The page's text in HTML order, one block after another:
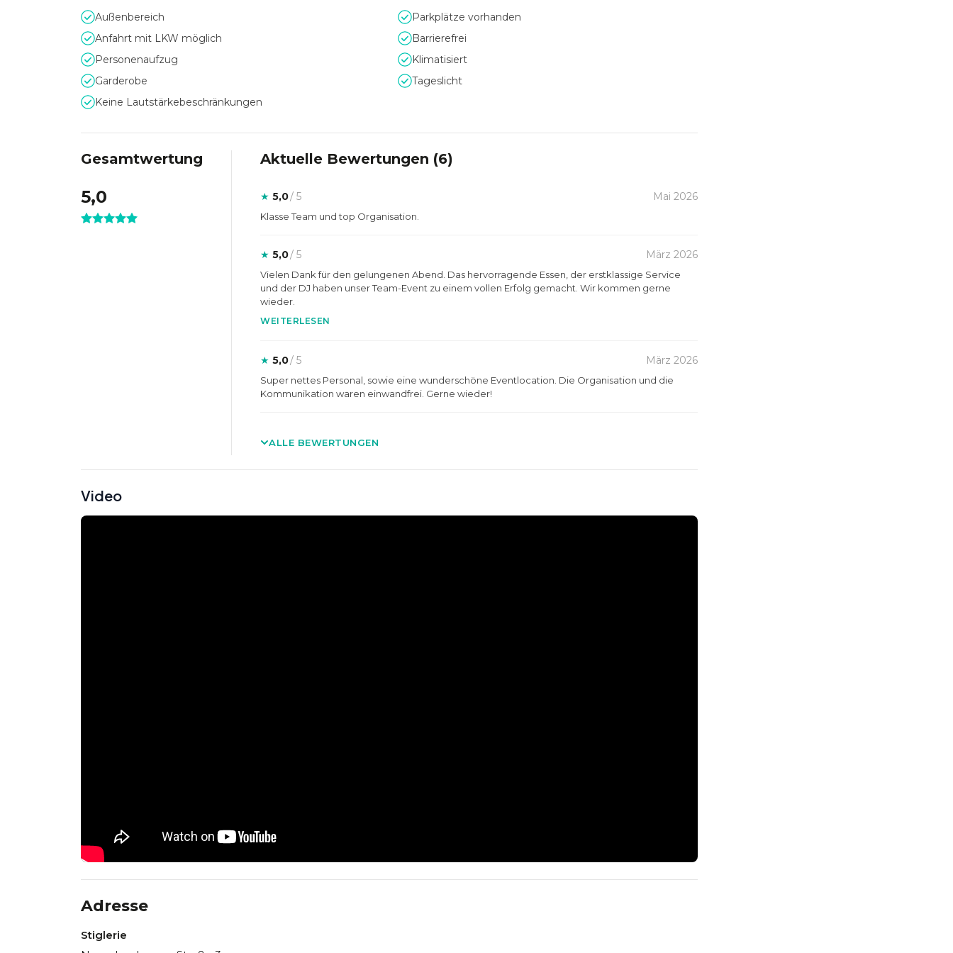
Außenbereich
Parkplätze vorhanden
Anfahrt mit LKW möglich
Barrierefrei
Personenaufzug
Klimatisiert
Garderobe
Tageslicht
Keine Lautstärkebeschränkungen
Gesamtwertung
5,0
Aktuelle Bewertungen (6)
★ 5,0/ 5 Mai 2026
Klasse Team und top Organisation.
★ 5,0/ 5 März 2026
Vielen Dank für den gelungenen Abend. Das hervorragende Essen, der erstklassige Service
und der DJ haben unser Team-Event zu einem vollen Erfolg gemacht. Wir kommen gerne
wieder.
WEITERLESEN
★ 5,0/ 5 März 2026
Super nettes Personal, sowie eine wunderschöne Eventlocation. Die Organisation und die
Kommunikation waren einwandfrei. Gerne wieder!
ALLE BEWERTUNGEN
Video
Adresse
Stiglerie